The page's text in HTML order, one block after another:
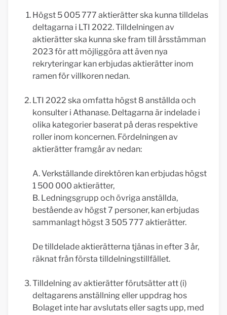
Högst 5 005 777 aktierätter ska kunna tilldelas
deltagarna i LTI 2022. Tilldelningen av
aktierätter ska kunna ske fram till årsstämman
2023 för att möjliggöra att även nya
rekryteringar kan erbjudas aktierätter inom
ramen för villkoren nedan.
LTI 2022 ska omfatta högst 8 anställda och
konsulter i Athanase. Deltagarna är indelade i
olika kategorier baserat på deras respektive
roller inom koncernen. Fördelningen av
aktierätter framgår av nedan:
A. Verkställande direktören kan erbjudas högst
1 500 000 aktierätter,
B. Ledningsgrupp och övriga anställda,
bestående av högst 7 personer, kan erbjudas
sammanlagt högst 3 505 777 aktierätter.
De tilldelade aktierätterna tjänas in efter 3 år,
räknat från första tilldelningstillfället.
Tilldelning av aktierätter förutsätter att (i)
deltagarens anställning eller uppdrag hos
Bolaget inte har avslutats eller sagts upp, med